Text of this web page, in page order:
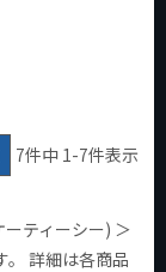
7件中 1-7件表示
ティーシー) ＞
。 詳細は各商品